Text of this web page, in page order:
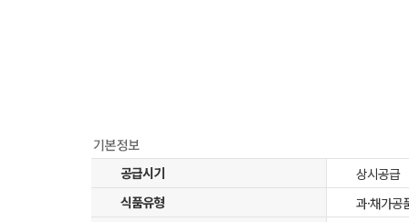
공급시기
상시공급
식품유형
과·채가공